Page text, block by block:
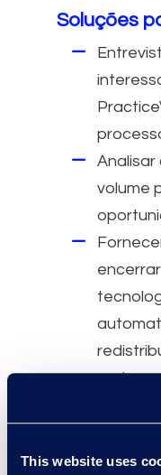
This website uses
Soluções
Analisar
volume
Por que a